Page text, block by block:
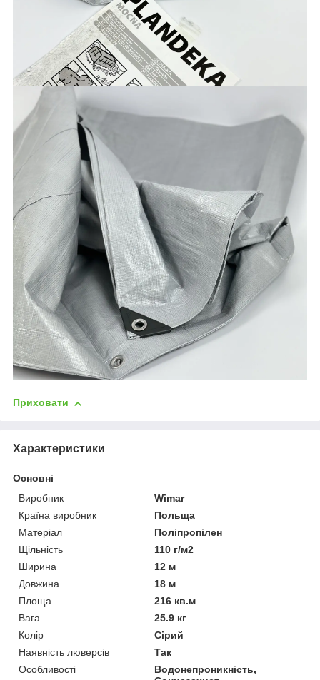
Приховати
Характеристики
Основні
Виробник
Wimar
Країна виробник
Польща
Матеріал
Поліпропілен
Щільність
110 г/м2
Ширина
12 м
Довжина
18 м
Площа
216 кв.м
Вага
25.9 кг
Колір
Сірий
Наявність люверсів
Так
Особливості
Водонепроникність,